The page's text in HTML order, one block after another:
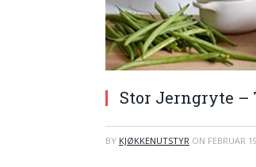
Stor Jerngryte –
BY KJØKKENUTSTYR ON FEBRUAR